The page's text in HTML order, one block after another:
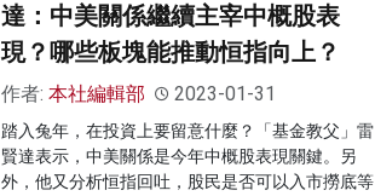
達：中美關係繼續主宰中概股表
現？哪些板塊能推動恒指向上？
作者: 本社編輯部 2023-01-31
踏入兔年，在投資上要留意什麼？「基金教父」雷
賢達表示，中美關係是今年中概股表現關鍵。另
外，他又分析恒指回吐，股民是否可以入市撈底等